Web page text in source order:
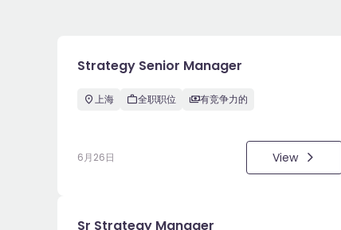
Strategy Senior Manager
上海 全职职位 有竞争力的
6月26日 View
Sr Strategy Manager